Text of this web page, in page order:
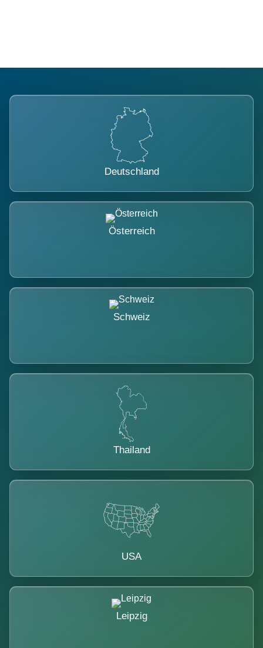
Deutschland
Österreich
Schweiz
Thailand
USA
Leipzig